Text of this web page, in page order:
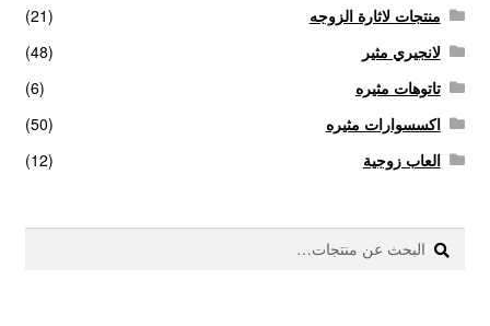
خواتم هزازه
زيوت مساج و نكهات للمداعبه
سلة المشتريات
علاج سرعة القذف
منتجات لاثارة الزوجه
(21)
لانجيري مثير
(48)
تاتوهات مثيره
(6)
اكسسوارات مثيره
(50)
العاب زوجية
(12)
البحث
عن:
بحث